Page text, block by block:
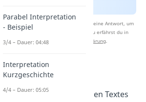
Nach Beantwortung speichern wir deine Antwort, um
Studyflix zu verbessern. Mehr dazu erfährst du in
unserer
Datenschutzerklärung.
Funktion
Anhand des dramatischen Textes
Parabel Interpretation
- Beispiel
3/4 – Dauer: 04:48
Interpretation
Kurzgeschichte
4/4 – Dauer: 05:05